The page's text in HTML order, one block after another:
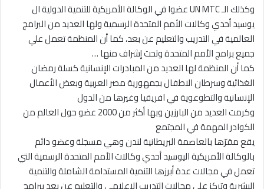
وكذلك الـ UN MTC عضوا في الوكالة الأمريكية للتنمية الدولية ال
يوسيد أحدي وكالات الأمم المتحدة الرسمية ولها العديد من البرامج
العالمية في التدريب والتعليم عن بعد، كما أن المنظمة تعمل علي
جميع برامج الأمم المتحدة وتحت إشراف منها …
كما أن المنظمة لها العديد من المبادرات الإنسانية كسلة رمضان
الغذائية وسرطان الاطفال بجمهورية مصر العربية وبعض الأعمال
الإنسانية والتطوعوية في افريقيا وغيرها من الدول
وكرمت العديد من البارزين وبها أكثر من 2000 عضو حول العالم من
الكوادر المهمة في المجتمع
يقع مقرّها بالعاصمة البريطانية لندن وهي مسجلة وعضو دائم
بالوكالة الأمريكية اليوسيد أحدي وكالات الأمم المتحدة الرسمية التي
تعمل في مجالات عدة أبرزها التنمية المستدامة الشاملة والتنمية